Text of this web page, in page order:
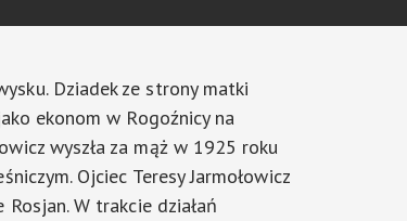
Dziadek ze strony matki
ekonom w Rogoźnicy na
wyszła za mąż w 1925 roku
Ojciec Teresy Jarmołowicz
W trakcie działań